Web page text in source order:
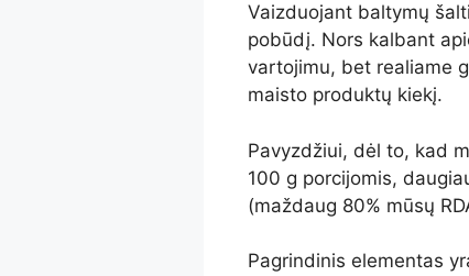
Vaizduojant baltymų
pobūdį. Nors kalbant
vartojimu, bet realiame
maisto produktų kiekį.
Pavyzdžiui, dėl to, kad
100 g porcijomis,
(maždaug 80% mūsų
Pagrindinis elementas